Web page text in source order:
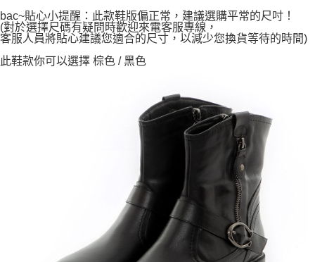
bac~貼心小提醒：此款鞋版偏正常，建議選購平常的尺吋！
(對於選擇尺碼有疑問時歡迎來電客服專線，
客服人員將貼心建議您適合的尺寸，以減少您換貨等待的時間)
此鞋款你可以選擇 棕色 / 黑色